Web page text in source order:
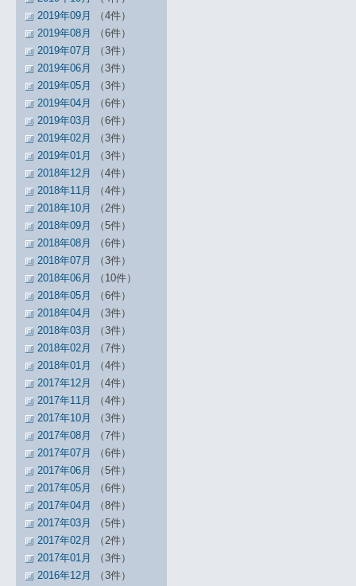
2019年09月
（4件）
2019年08月
（6件）
2019年07月
（3件）
2019年06月
（3件）
2019年05月
（3件）
2019年04月
（6件）
2019年03月
（6件）
2019年02月
（3件）
2019年01月
（3件）
2018年12月
（4件）
2018年11月
（4件）
2018年10月
（2件）
2018年09月
（5件）
2018年08月
（6件）
2018年07月
（3件）
2018年06月
（10件）
2018年05月
（6件）
2018年04月
（3件）
2018年03月
（3件）
2018年02月
（7件）
2018年01月
（4件）
2017年12月
（4件）
2017年11月
（4件）
2017年10月
（3件）
2017年08月
（7件）
2017年07月
（6件）
2017年06月
（5件）
2017年05月
（6件）
2017年04月
（8件）
2017年03月
（5件）
2017年02月
（2件）
2017年01月
（3件）
2016年12月
（3件）